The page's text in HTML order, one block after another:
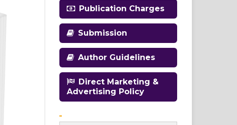
Publication Charges
Submission
Author Guidelines
Direct Marketing &
Advertising Policy